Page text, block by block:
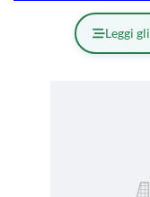
Leggi